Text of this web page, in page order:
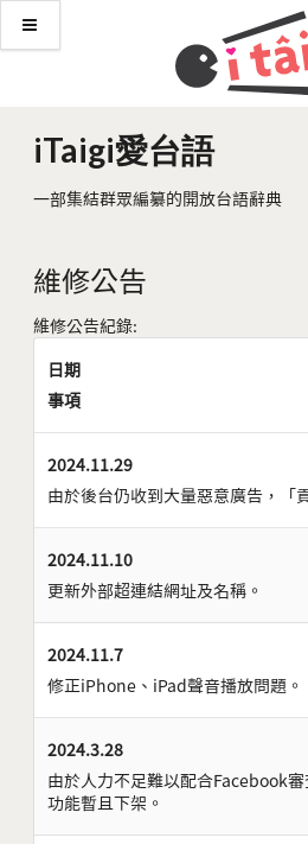
iTaigi愛台語
一部集結群眾編纂的開放台語辭典
維修公告
維修公告紀錄:
日期
事項
2024.11.29
由於後台仍收到大量惡意廣告，「
2024.11.10
更新外部超連結網址及名稱。
2024.11.7
修正iPhone、iPad聲音播放問題。
2024.3.28
由於人力不足難以配合Facebook
功能暫且下架。